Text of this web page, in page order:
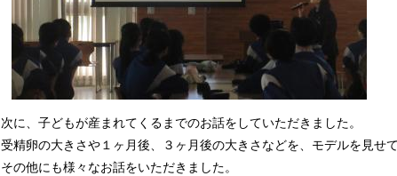
次に、子どもが産まれてくるまでのお話をしていただきました。
受精卵の大きさや１ヶ月後、３ヶ月後の大きさなどを、モデルを見せ
その他にも様々なお話をいただきました。